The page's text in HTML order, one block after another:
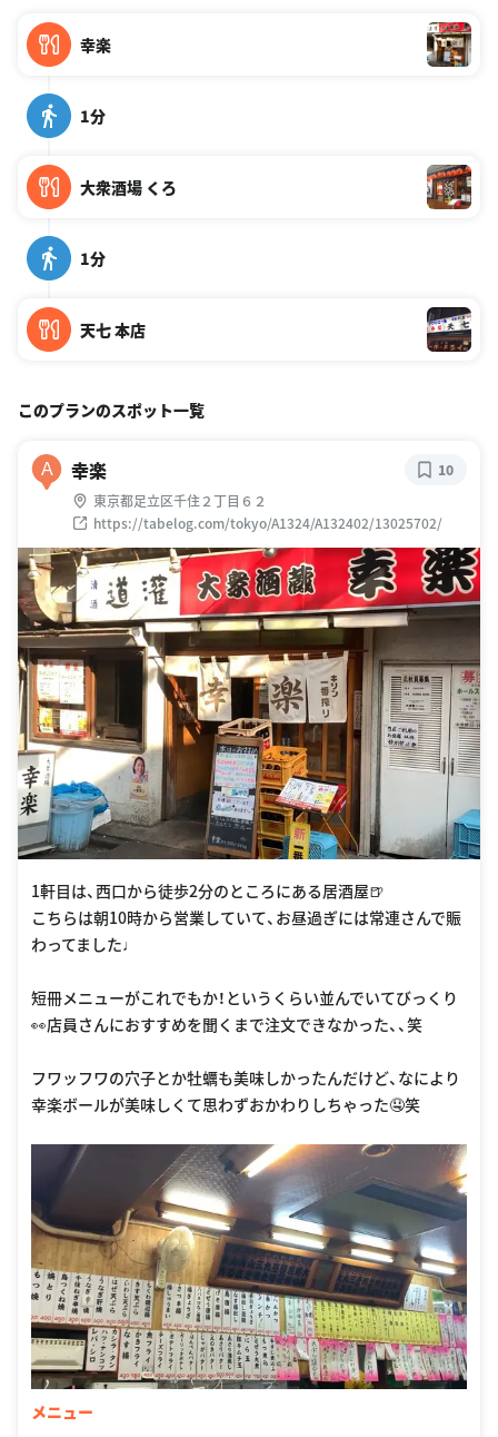
幸楽
1分
大衆酒場 くろ
1分
天七 本店
このプランのスポット一覧
A 幸楽
東京都足立区千住２丁目６２
https://tabelog.com/tokyo/A1324/A132402/13025702/
10
1軒目は、西口から徒歩2分のところにある居酒屋🍺
こちらは朝10時から営業していて、お昼過ぎには常連さんで賑
わってました♩
短冊メニューがこれでもか！というくらい並んでいてびっくり
👀店員さんにおすすめを聞くまで注文できなかった、、笑
フワッフワの穴子とか牡蠣も美味しかったんだけど、なにより
幸楽ボールが美味しくて思わずおかわりしちゃった🤤笑
メニュー